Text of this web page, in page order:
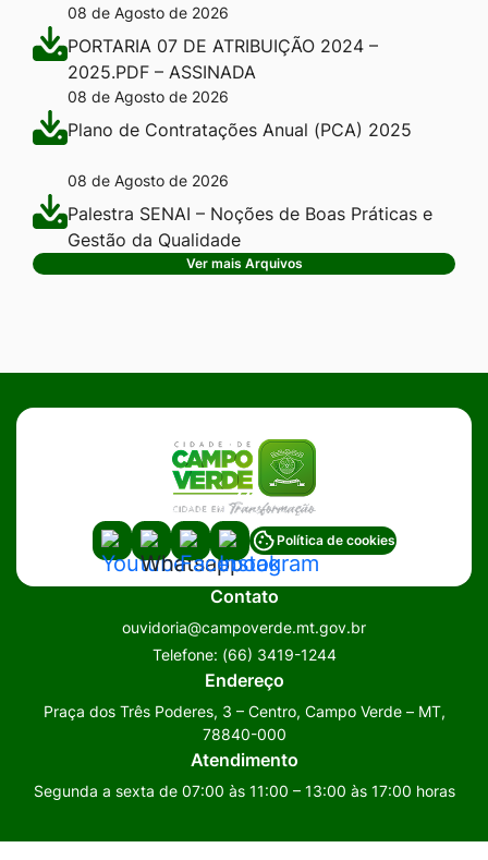
08 de Agosto de 2026
PORTARIA 07 DE ATRIBUIÇÃO 2024 –
2025.PDF – ASSINADA
08 de Agosto de 2026
Plano de Contratações Anual (PCA) 2025
08 de Agosto de 2026
Palestra SENAI – Noções de Boas Práticas e
Gestão da Qualidade
Ver mais Arquivos
Acessar
a
Social
Acessar
a
Social
Whatsapp
Acessar
a
Rede
Social
Facebook
Acessar
a
Rede
Social
Instagram
Política de cookies
Contato
ouvidoria@campoverde.mt.gov.br
Telefone: (66) 3419-1244
Endereço
Praça dos Três Poderes, 3 – Centro, Campo Verde – MT,
78840-000
Atendimento
Segunda a sexta de 07:00 às 11:00 – 13:00 às 17:00 horas